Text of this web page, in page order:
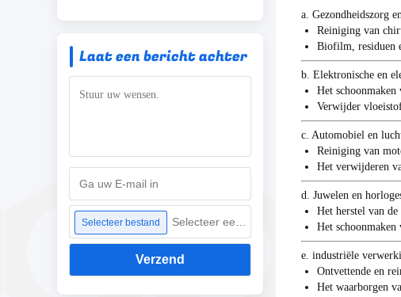
Laat een bericht achter
Selecteer bestand
Verzend
a. Gezondheidszorg
Reiniging van
Biofilm, residuen
b. Elektronische en
Het schoonmaken
Verwijder
c. Automobiel en
Reiniging van
Het verwijderen
d. Juwelen en
Het herstel van
Het
e. industriële
Ontvettende en
Het waarborgen